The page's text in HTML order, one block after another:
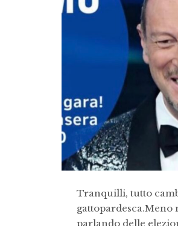
Tranquilli, tutto
gattopardesca.Meno
parlando delle